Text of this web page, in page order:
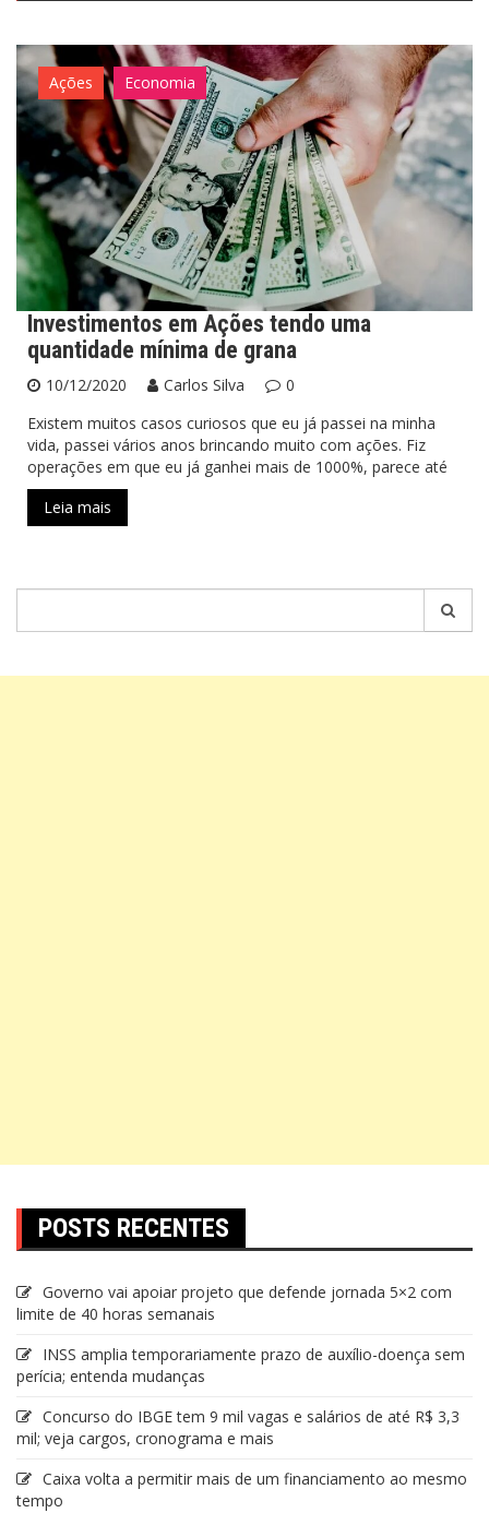
Ações Economia
Investimentos em Ações tendo uma
quantidade mínima de grana
10/12/2020 Carlos Silva
0
Existem muitos casos curiosos que eu já passei na minha
vida, passei vários anos brincando muito com ações. Fiz
operações em que eu já ganhei mais de 1000%, parece até
Leia mais
POSTS RECENTES
Governo vai apoiar projeto que defende jornada 5×2 com
limite de 40 horas semanais
INSS amplia temporariamente prazo de auxílio-doença sem
perícia; entenda mudanças
Concurso do IBGE tem 9 mil vagas e salários de até R$ 3,3
mil; veja cargos, cronograma e mais
Caixa volta a permitir mais de um financiamento ao mesmo
tempo